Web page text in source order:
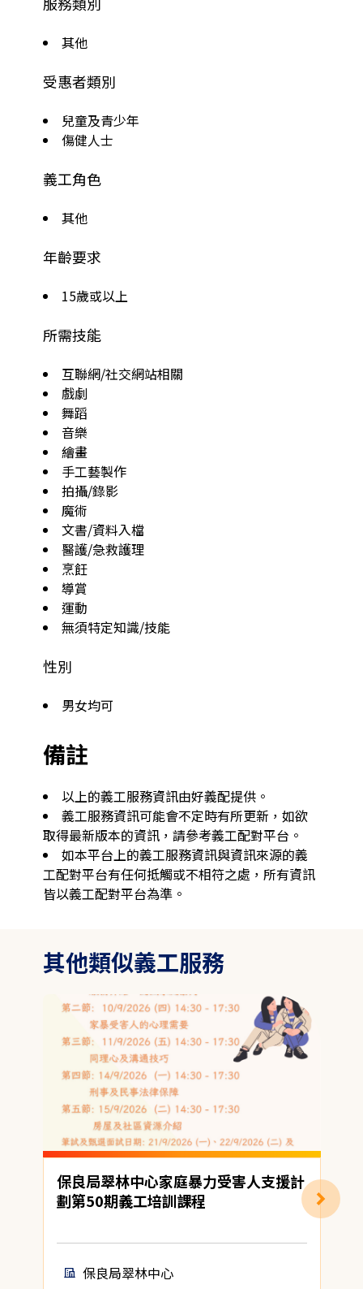
其他
受惠者類別
兒童及青少年
傷健人士
義工角色
其他
年齡要求
15歲或以上
所需技能
互聯網/社交網站相關
戲劇
舞蹈
音樂
繪畫
手工藝製作
拍攝/錄影
魔術
文書/資料入檔
醫護/急救護理
烹飪
導賞
運動
無須特定知識/技能
性別
男女均可
備註
以上的義工服務資訊由好義配提供。
義工服務資訊可能會不定時有所更新，如欲
取得最新版本的資訊，請參考義工配對平台。
如本平台上的義工服務資訊與資訊來源的義
工配對平台有任何抵觸或不相符之處，所有資訊
皆以義工配對平台為準。
其他類似義工服務
保良局翠林中心家庭暴力受害人支援計
劃第50期義工培訓課程
保良局翠林中心